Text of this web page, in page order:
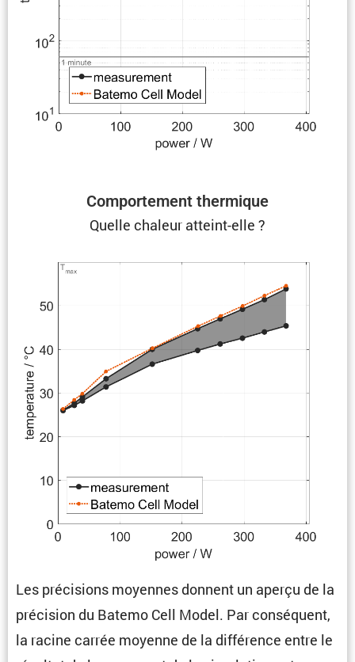
Compor­te­ment thermique
Quelle chaleur atteint-elle ?
Les préci­sions moyennes donnent un aperçu de la
préci­sion du Batemo Cell Model. Par consé­quent,
la racine carrée moyenne de la diffé­rence entre le